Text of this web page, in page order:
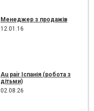
Менеджер з продажів
12.01.16
Au pair Іспанія (робота з
дітьми)
02.08.26